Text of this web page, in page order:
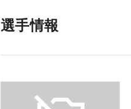
選手情報